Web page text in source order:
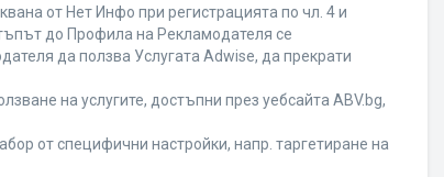
от Нет Инфо при регистрацията по чл. 4 и
до Профила на Рекламодателя се
да ползва Услугата Adwise, да прекрати
на услугите, достъпни през уебсайта ABV.bg,
от специфични настройки, напр. таргетиране на